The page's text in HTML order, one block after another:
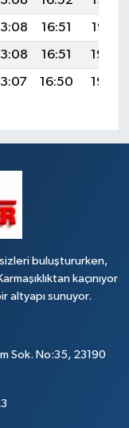
16:51
19:52
16:51
19:50
16:50 19:49
buluştururken,
kaçınıyor
altyapı sunuyor.
Sok. No:35, 23190